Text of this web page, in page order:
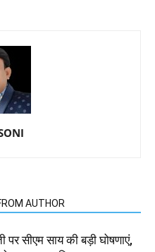
AUTHOR
पर सीएम साय की बड़ी घोषणाएं,